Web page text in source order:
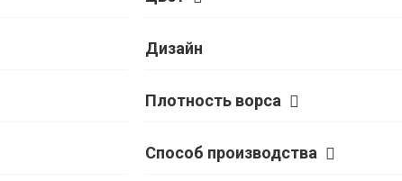
Дизайн
Плотность ворса
Способ производства